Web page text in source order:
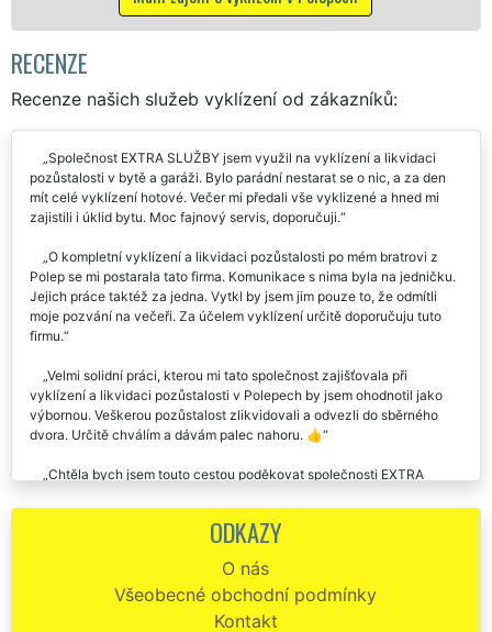
RECENZE
Recenze našich služeb vyklízení od zákazníků:
Společnost EXTRA SLUŽBY jsem využil na vyklízení a likvidaci
pozůstalosti v bytě a garáži. Bylo parádní nestarat se o nic, a za den
mít celé vyklízení hotové. Večer mi předali vše vyklizené a hned mi
zajistili i úklid bytu. Moc fajnový servis, doporučuji.
O kompletní vyklízení a likvidaci pozůstalosti po mém bratrovi z
Polep se mi postarala tato firma. Komunikace s nima byla na jedničku.
Jejich práce taktéž za jedna. Vytkl by jsem jim pouze to, že odmítli
moje pozvání na večeři. Za účelem vyklízení určitě doporučuju tuto
firmu.
Velmi solidní práci, kterou mi tato společnost zajišťovala při
vyklízení a likvidaci pozůstalosti v Polepech by jsem ohodnotil jako
výbornou. Veškerou pozůstalost zlikvidovali a odvezli do sběrného
dvora. Určitě chválím a dávám palec nahoru. 👍
Chtěla bych jsem touto cestou poděkovat společnosti EXTRA
likvidaci pozůstalosti po mé mamince. Děkuji vám chlapci za vaši
Vyklizení a likvidace pozůstalosti v Polepech, od začátku do konce
parádní přístup, díky.
ODKAZY
O nás
Všeobecné obchodní podmínky
Kontakt